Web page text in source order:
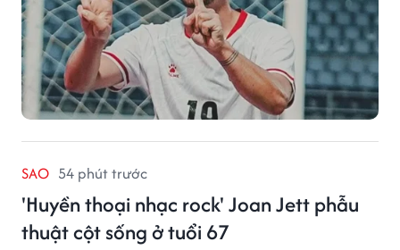
SAO 54 phút trước
'Huyền thoại nhạc rock' Joan Jett phẫu
thuật cột sống ở tuổi 67